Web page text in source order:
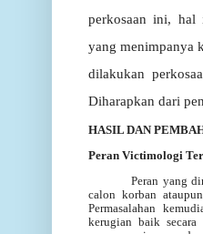
perkosaan ini, hal
yang menimpanya
dilakukan
Diharapkan dari
HASIL DAN
Peran Victimologi
Peran yang
calon korban
Permasalahan
kerugian baik